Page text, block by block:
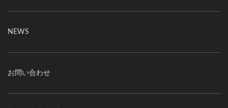
NEWS
お問い合わせ